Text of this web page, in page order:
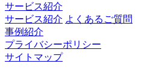
サービス紹介
サービス紹介 よくあるご質問
事例紹介
プライバシーポリシー
サイトマップ